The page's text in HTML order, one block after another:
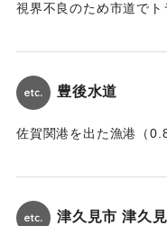
視界不良のため市道で
豊後水道
佐賀関港を出た漁港（
津久見市 津久